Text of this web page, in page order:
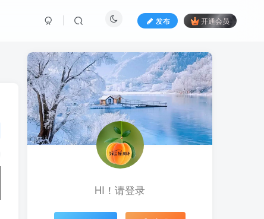
发布 开通会员
HI！请登录